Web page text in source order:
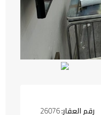
رقم العقار: